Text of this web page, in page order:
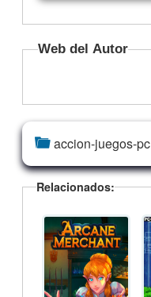
Web del Autor
accion-juegos-pc
Relacionados: